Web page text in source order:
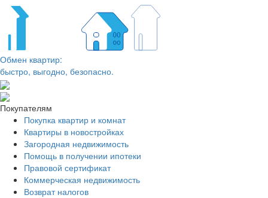
Обмен квартир:
быстро, выгодно, безопасно.
Покупателям
Покупка квартир и комнат
Квартиры в новостройках
Загородная недвижимость
Помощь в получении ипотеки
Правовой сертификат
Коммерческая недвижимость
Возврат налогов